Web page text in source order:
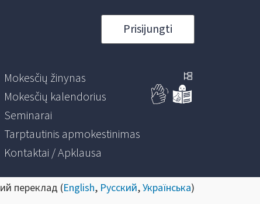
Prisijungti
Mokesčių žinynas
Mokesčių kalendorius
Seminarai
Tarptautinis apmokestinimas
Kontaktai / Apklausa
переклад (English, Русский,Українська)